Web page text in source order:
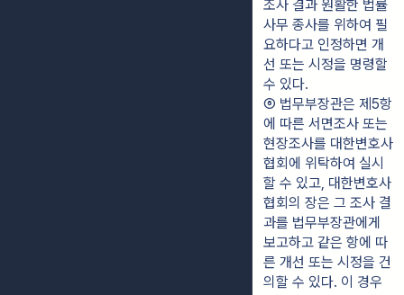
조사 결과 원활한 법률
사무 종사를 위하여 필
요하다고 인정하면 개
선 또는 시정을 명령할
수 있다.
⑥ 법무부장관은 제5항
에 따른 서면조사 또는
현장조사를 대한변호사
협회에 위탁하여 실시
할 수 있고, 대한변호사
협회의 장은 그 조사 결
과를 법무부장관에게
보고하고 같은 항에 따
른 개선 또는 시정을 건
의할 수 있다. 이 경우